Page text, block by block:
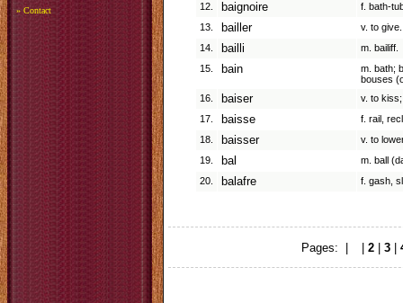
» Contact
12.
baignoire
f. bath-
13.
bailler
v. to give.
14.
bailli
m. bailiff.
15.
bain
m. bath;
bouses
16.
baiser
v. to
17.
baisse
f. rail,
18.
baisser
v. to
19.
bal
m. ball
20.
balafre f. gash,
Pages: | 2| 3|